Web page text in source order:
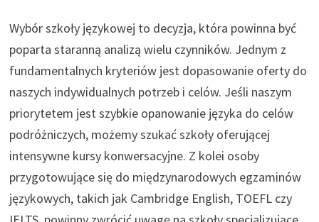
Wybór szkoły językowej to decyzja, która powinna być
poparta staranną analizą wielu czynników. Jednym z
fundamentalnych kryteriów jest dopasowanie oferty do
naszych indywidualnych potrzeb i celów. Jeśli naszym
priorytetem jest szybkie opanowanie języka do celów
podróżniczych, możemy szukać szkoły oferującej
intensywne kursy konwersacyjne. Z kolei osoby
przygotowujące się do międzynarodowych egzaminów
językowych, takich jak Cambridge English, TOEFL czy